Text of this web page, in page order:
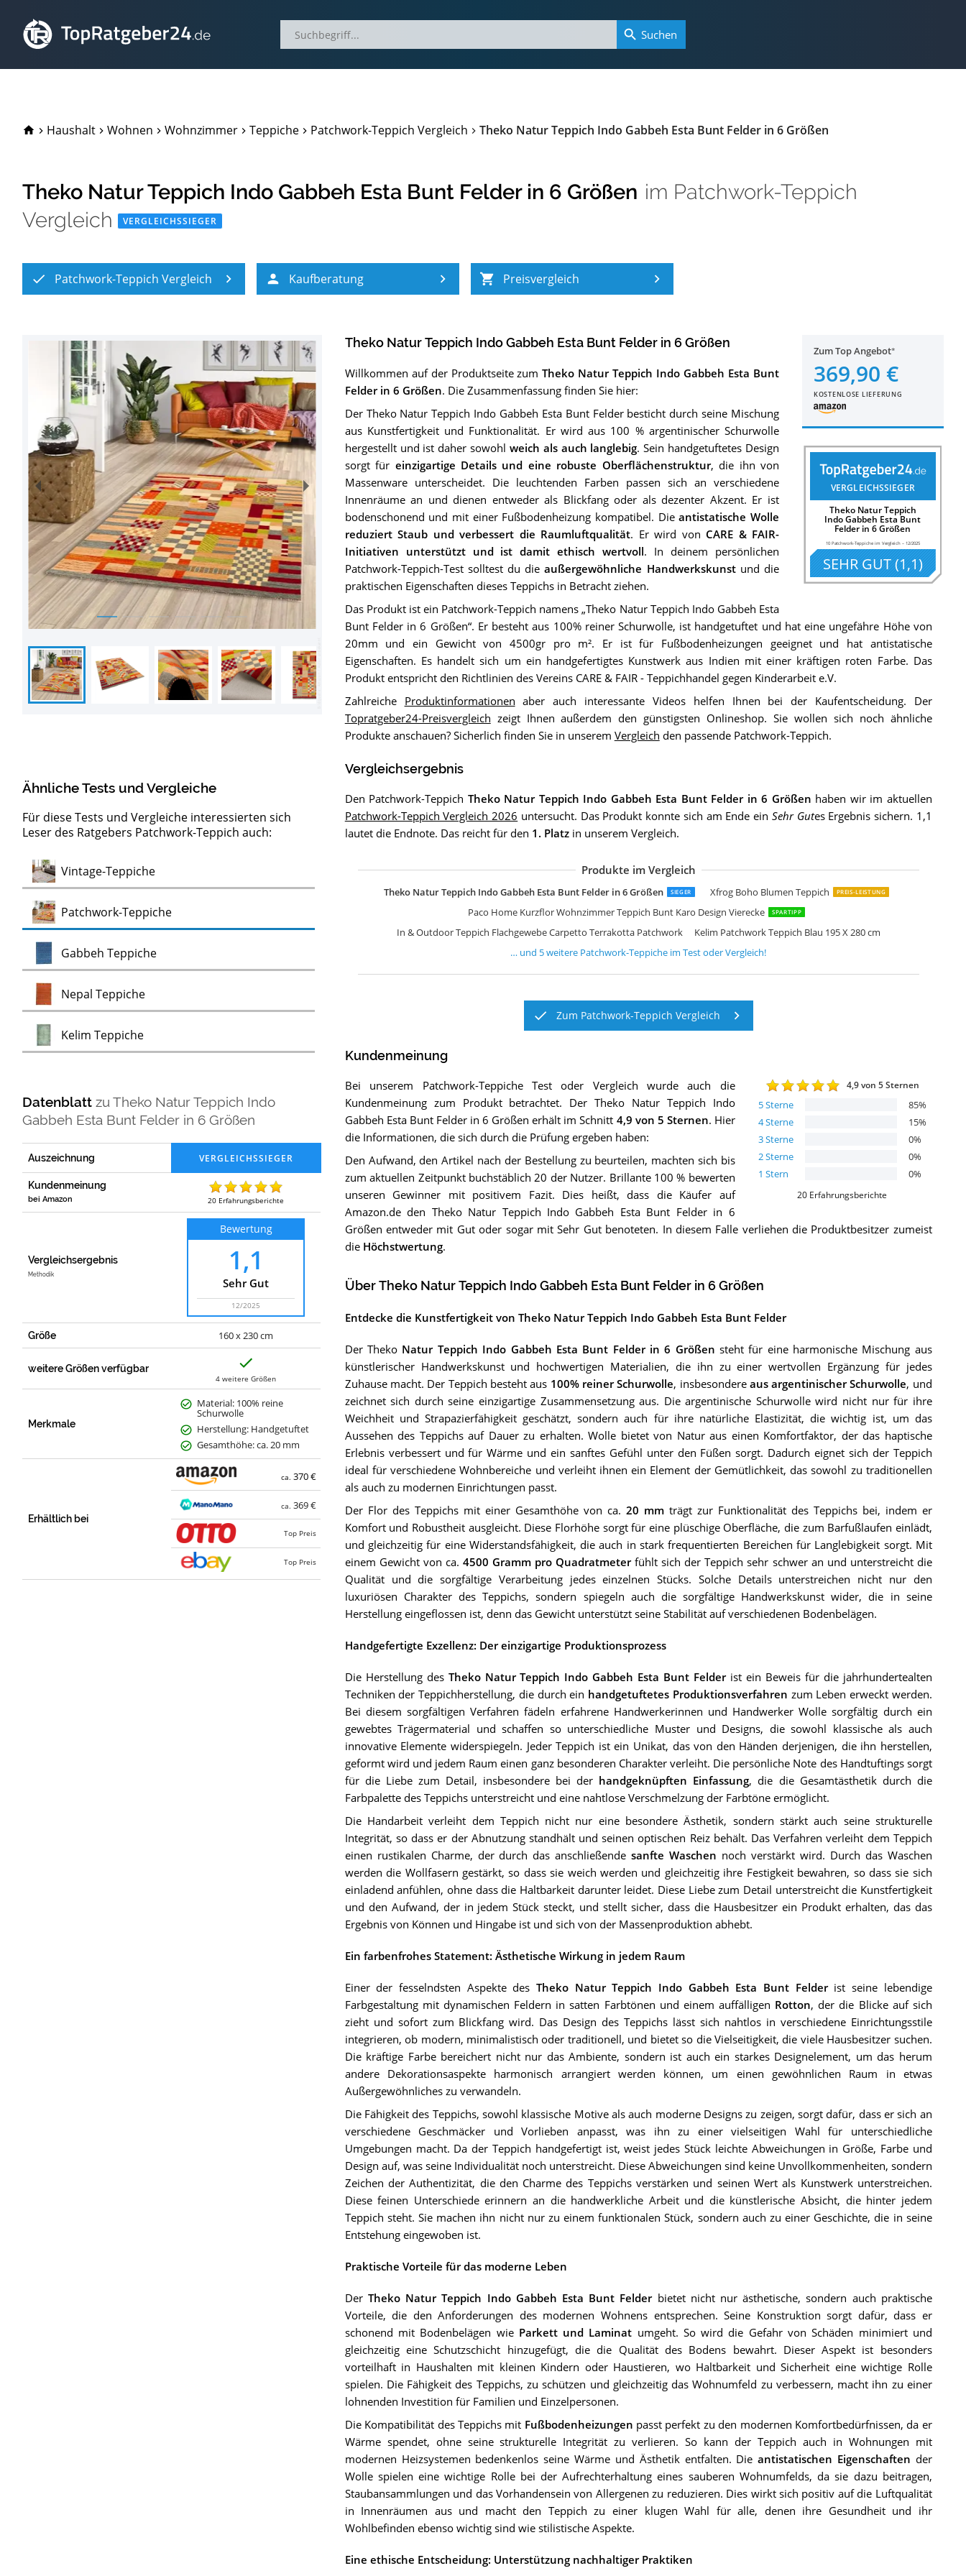
TopRatgeber24.de
Haushalt Wohnen Wohnzimmer Teppiche Patchwork-Teppich Vergleich Theko Natur Teppich Indo Gabbeh Esta Bunt Felder in 6 Größen
Theko Natur Teppich Indo Gabbeh Esta Bunt Felder in 6 Größen im Patchwork-Teppich
Vergleich
VERGLEICHSSIEGER
Patchwork-Teppich Vergleich Kaufberatung Preisvergleich
Ähnliche Tests und Vergleiche
Für diese Tests und Vergleiche interessierten sich
Leser des Ratgebers Patchwork-Teppich auch:
Vintage-TeppicheTest
Patchwork-TeppicheTest
Gabbeh TeppicheTest
Nepal TeppicheTest
Kelim TeppicheTest
DatenblattzuTheko Natur Teppich Indo
Gabbeh Esta Bunt Felder in 6 Größen
Auszeichnung
Kundenmeinung
bei Amazon 20 Erfahrungsberichte
Vergleichsergebnis
Methodik
Bewertung
1,1
Sehr Gut
12/2025
Größe 160 x 230 cm
weitere Größen verfügbar
4 weitere Größen
Merkmale
Material: 100% reine
Schurwolle
Herstellung: Handgetuftet
Gesamthöhe: ca. 20 mm
Erhältlich bei
ca.370 €
ca.369 €
Top Preis
Top Preis
Zum Top Angebot
369,90 €
KOSTENLOSE LIEFERUNG
VERGLEICHSSIEGER
Theko Natur Teppich
Indo Gabbeh Esta Bunt
Felder in 6 Größen
10 Patchwork-Teppiche im Vergleich– 12/2025
SEHR GUT(1,1)
Theko Natur Teppich Indo Gabbeh Esta Bunt Felder in 6 Größen
Willkommen auf der Produktseite zumTheko Natur Teppich Indo Gabbeh Esta Bunt
Felder in 6 Größen. Die Zusammenfassung finden Sie hier:
Der Theko Natur Teppich Indo Gabbeh Esta Bunt Felder besticht durch seine Mischung
aus Kunstfertigkeit und Funktionalität. Er wird aus 100 % argentinischer Schurwolle
hergestellt und ist daher sowohl weich als auch langlebig. Sein handgetuftetes Design
sorgt für einzigartige Details und eine robuste Oberflächenstruktur, die ihn von
Massenware unterscheidet. Die leuchtenden Farben passen sich an verschiedene
Innenräume an und dienen entweder als Blickfang oder als dezenter Akzent. Er ist
bodenschonend und mit einer Fußbodenheizung kompatibel. Dieantistatische Wolle
reduziert Staub und verbessert die Raumluftqualität. Er wird von CARE & FAIR-
Initiativen unterstützt und ist damit ethisch wertvoll. In deinem persönlichen
Patchwork-Teppich-Test solltest du dieaußergewöhnliche Handwerkskunstund die
praktischen Eigenschaften dieses Teppichs in Betracht ziehen.
Das Produkt ist ein Patchwork-Teppich namens „Theko Natur Teppich Indo Gabbeh Esta
Bunt Felder in 6 Größen“. Er besteht aus 100% reiner Schurwolle, ist handgetuftet und hat eine ungefähre Höhe von
20mm und ein Gewicht von 4500gr pro m². Er ist für Fußbodenheizungen geeignet und hat antistatische
Eigenschaften. Es handelt sich um ein handgefertigtes Kunstwerk aus Indien mit einer kräftigen roten Farbe. Das
Produkt entspricht den Richtlinien des Vereins CARE & FAIR - Teppichhandel gegen Kinderarbeit e.V.
Zahlreiche Produktinformationen aber auch interessante Videos helfen Ihnen bei der Kaufentscheidung. Der
Topratgeber24-Preisvergleich zeigt Ihnen außerdem den günstigsten Onlineshop. Sie wollen sich noch ähnliche
Produkte anschauen? Sicherlich finden Sie in unserem Vergleich den passende Patchwork-Teppich.
Vergleichsergebnis
Den Patchwork-Teppich Theko Natur Teppich Indo Gabbeh Esta Bunt Felder in 6 Größen haben wir im aktuellen
Patchwork-Teppich Vergleich 2026 untersucht. Das Produkt konnte sich am Ende ein Sehr Gutes Ergebnis sichern. 1,1
lautet die Endnote. Das reicht für den 1. Platzin unserem Vergleich.
Produkte im Vergleich
Theko Natur Teppich Indo Gabbeh Esta Bunt Felder in 6 Größen SIEGER Xfrog Boho Blumen Teppich PREIS-LEISTUNG
Paco Home Kurzflor Wohnzimmer Teppich Bunt Karo Design Vierecke SPARTIPP
In & Outdoor Teppich Flachgewebe Carpetto Terrakotta Patchwork Kelim Patchwork Teppich Blau 195 X 280 cm
bamyum Afra Bedruckter Teppich Chenille-Druck
bamyum Denise Bedruckter Teppich Chenille-Druck
bamyum Trunk Bedruckter Teppich Chenille-Druck
Generisch Teppich Wohnzimmer 160 x 230 cm
YXISHOME Teppich Moderner Kurzflor Weich Teppiche Geometrisches
… und 5weitere Patchwork-Teppiche im Test oder Vergleich!
Zum Patchwork-Teppich Vergleich
Kundenmeinung
4,9von 5 Sternen
5Sterne 85%
4Sterne 15%
3Sterne 0%
2Sterne 0%
1 Stern 0%
20 Erfahrungsberichte
Bei unserem Patchwork-TeppicheTest oder Vergleich wurde auch die
Kundenmeinung zum Produkt betrachtet. Der Theko Natur Teppich Indo
Gabbeh Esta Bunt Felder in 6 Größen erhält im Schnitt 4,9 von 5 Sternen. Hier
die Informationen, die sich durch die Prüfung ergeben haben:
Den Aufwand, den Artikel nach der Bestellung zu beurteilen, machten sich bis
zum aktuellen Zeitpunkt buchstäblich 20 der Nutzer. Brillante 100 % bewerten
unseren Gewinner mit positivem Fazit. Dies heißt, dass die Käufer auf
Amazon.de den Theko Natur Teppich Indo Gabbeh Esta Bunt Felder in 6
Größen entweder mit Gut oder sogar mit Sehr Gut benoteten. In diesem Falle verliehen die Produktbesitzer zumeist
die Höchstwertung.
Über Theko Natur Teppich Indo Gabbeh Esta Bunt Felder in 6 Größen
Entdecke die Kunstfertigkeit von Theko Natur Teppich Indo Gabbeh Esta Bunt Felder
Der Theko Natur Teppich Indo Gabbeh Esta Bunt Felder in 6 Größen steht für eine harmonische Mischung aus
künstlerischer Handwerkskunst und hochwertigen Materialien, die ihn zu einer wertvollen Ergänzung für jedes
Zuhause macht. Der Teppich besteht aus 100% reiner Schurwolle, insbesondere aus argentinischer Schurwolle, und
zeichnet sich durch seine einzigartige Zusammensetzung aus. Die argentinische Schurwolle wird nicht nur für ihre
Weichheit und Strapazierfähigkeit geschätzt, sondern auch für ihre natürliche Elastizität, die wichtig ist, um das
Aussehen des Teppichs auf Dauer zu erhalten. Wolle bietet von Natur aus einen Komfortfaktor, der das haptische
Erlebnis verbessert und für Wärme und ein sanftes Gefühl unter den Füßen sorgt. Dadurch eignet sich der Teppich
ideal für verschiedene Wohnbereiche und verleiht ihnen ein Element der Gemütlichkeit, das sowohl zu traditionellen
als auch zu modernen Einrichtungen passt.
Der Flor des Teppichs mit einer Gesamthöhe von ca. 20 mmträgt zur Funktionalität des Teppichs bei, indem er
Komfort und Robustheit ausgleicht. Diese Florhöhe sorgt für eine plüschige Oberfläche, die zum Barfußlaufen einlädt,
und gleichzeitig für eine Widerstandsfähigkeit, die auch in stark frequentierten Bereichen für Langlebigkeit sorgt. Mit
einem Gewicht von ca. 4500 Gramm pro Quadratmeterfühlt sich der Teppich sehr schwer an und unterstreicht die
Qualität und die sorgfältige Verarbeitung jedes einzelnen Stücks. Solche Details unterstreichen nicht nur den
luxuriösen Charakter des Teppichs, sondern spiegeln auch die sorgfältige Handwerkskunst wider, die in seine
Herstellung eingeflossen ist, denn das Gewicht unterstützt seine Stabilität auf verschiedenen Bodenbelägen.
Handgefertigte Exzellenz: Der einzigartige Produktionsprozess
Die Herstellung des Theko Natur Teppich Indo Gabbeh Esta Bunt Felderist ein Beweis für die jahrhundertealten
Techniken der Teppichherstellung, die durch ein handgetuftetes Produktionsverfahren zum Leben erweckt werden.
Bei diesem sorgfältigen Verfahren fädeln erfahrene Handwerkerinnen und Handwerker Wolle sorgfältig durch ein
gewebtes Trägermaterial und schaffen so unterschiedliche Muster und Designs, die sowohl klassische als auch
innovative Elemente widerspiegeln. Jeder Teppich ist ein Unikat, das von den Händen derjenigen, die ihn herstellen,
geformt wird und jedem Raum einen ganz besonderen Charakter verleiht. Die persönliche Note des Handtuftings sorgt
für die Liebe zum Detail, insbesondere bei der handgeknüpften Einfassung, die die Gesamtästhetik durch die
Farbpalette des Teppichs unterstreicht und eine nahtlose Verschmelzung der Farbtöne ermöglicht.
Die Handarbeit verleiht dem Teppich nicht nur eine besondere Ästhetik, sondern stärkt auch seine strukturelle
Integrität, so dass er der Abnutzung standhält und seinen optischen Reiz behält. Das Verfahren verleiht dem Teppich
einen rustikalen Charme, der durch das anschließendesanfte Waschen noch verstärkt wird. Durch das Waschen
werden die Wollfasern gestärkt, so dass sie weich werden und gleichzeitig ihre Festigkeit bewahren, so dass sie sich
einladend anfühlen, ohne dass die Haltbarkeit darunter leidet. Diese Liebe zum Detail unterstreicht die Kunstfertigkeit
und den Aufwand, der in jedem Stück steckt, und stellt sicher, dass die Hausbesitzer ein Produkt erhalten, das das
Ergebnis von Können und Hingabe ist und sich von der Massenproduktion abhebt.
Ein farbenfrohes Statement: Ästhetische Wirkung in jedem Raum
Einer der fesselndsten Aspekte desTheko Natur Teppich Indo Gabbeh Esta Bunt Felderist seine lebendige
Farbgestaltung mit dynamischen Feldern in satten Farbtönen und einem auffälligen Rotton, der die Blicke auf sich
zieht und sofort zum Blickfang wird. Das Design des Teppichs lässt sich nahtlos in verschiedene Einrichtungsstile
integrieren, ob modern, minimalistisch oder traditionell, und bietet so die Vielseitigkeit, die viele Hausbesitzer suchen.
Die kräftige Farbe bereichert nicht nur das Ambiente, sondern ist auch ein starkes Designelement, um das herum
andere Dekorationsaspekte harmonisch arrangiert werden können, um einen gewöhnlichen Raum in etwas
Außergewöhnliches zu verwandeln.
Die Fähigkeit des Teppichs, sowohl klassische Motive als auch moderne Designs zu zeigen, sorgt dafür, dass er sich an
verschiedene Geschmäcker und Vorlieben anpasst, was ihn zu einer vielseitigen Wahl für unterschiedliche
Umgebungen macht. Da der Teppich handgefertigt ist, weist jedes Stück leichte Abweichungen in Größe, Farbe und
Design auf, was seine Individualität noch unterstreicht. Diese Abweichungen sind keine Unvollkommenheiten, sondern
Zeichen der Authentizität, die den Charme des Teppichs verstärken und seinen Wert als Kunstwerk unterstreichen.
Diese feinen Unterschiede erinnern an die handwerkliche Arbeit und die künstlerische Absicht, die hinter jedem
Teppich steht. Sie machen ihn nicht nur zu einem funktionalen Stück, sondern auch zu einer Geschichte, die in seine
Entstehung eingewoben ist.
Praktische Vorteile für das moderne Leben
Der Theko Natur Teppich Indo Gabbeh Esta Bunt Felderbietet nicht nur ästhetische, sondern auch praktische
Vorteile, die den Anforderungen des modernen Wohnens entsprechen. Seine Konstruktion sorgt dafür, dass er
schonend mit Bodenbelägen wie Parkett und Laminat umgeht. So wird die Gefahr von Schäden minimiert und
gleichzeitig eine Schutzschicht hinzugefügt, die die Qualität des Bodens bewahrt. Dieser Aspekt ist besonders
vorteilhaft in Haushalten mit kleinen Kindern oder Haustieren, wo Haltbarkeit und Sicherheit eine wichtige Rolle
spielen. Die Fähigkeit des Teppichs, zu schützen und gleichzeitig das Wohnumfeld zu verbessern, macht ihn zu einer
lohnenden Investition für Familien und Einzelpersonen.
Die Kompatibilität des Teppichs mit Fußbodenheizungen passt perfekt zu den modernen Komfortbedürfnissen, da er
Wärme spendet, ohne seine strukturelle Integrität zu verlieren. So kann der Teppich auch in Wohnungen mit
modernen Heizsystemen bedenkenlos seine Wärme und Ästhetik entfalten. Dieantistatischen Eigenschaften der
Wolle spielen eine wichtige Rolle bei der Aufrechterhaltung eines sauberen Wohnumfelds, da sie dazu beitragen,
Staubansammlungen und das Vorhandensein von Allergenen zu reduzieren. Dies wirkt sich positiv auf die Luftqualität
in Innenräumen aus und macht den Teppich zu einer klugen Wahl für alle, denen ihre Gesundheit und ihr
Wohlbefinden ebenso wichtig sind wie stilistische Aspekte.
Eine ethische Entscheidung: Unterstützung nachhaltiger Praktiken
Suchen